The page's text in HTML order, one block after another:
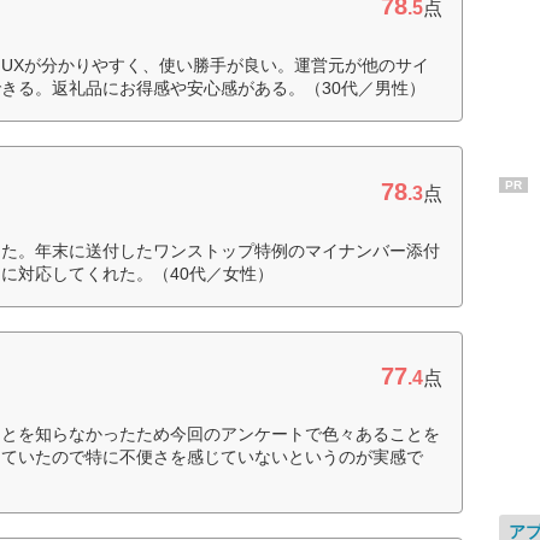
78.5点
が分かりやすく、使い勝手が良い。運営元が他のサイ
る。返礼品にお得感や安心感がある。（30代／男性）
78.3点
。年末に送付したワンストップ特例のマイナンバー添付
対応してくれた。（40代／女性）
77.4点
を知らなかったため今回のアンケートで色々あることを
いたので特に不便さを感じていないというのが実感で
PR
ア